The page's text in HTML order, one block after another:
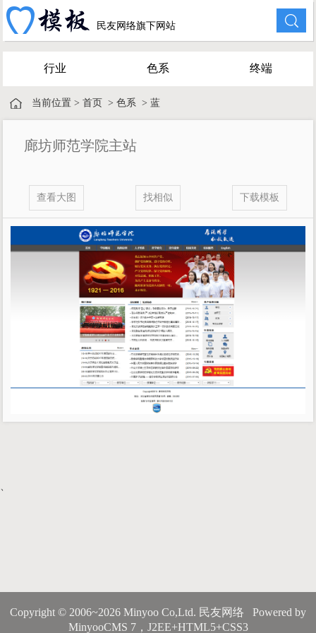
民友网络旗下网站
行业 色系 终端
当前位置 >首页 >色系 >蓝
廊坊师范学院主站
Copyright © 2006~2026 Minyoo Co,Ltd. 民友网络 Powered by
MinyooCMS 7，J2EE+HTML5+CSS3